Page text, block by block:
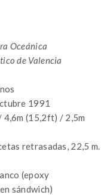
Oceánica
de Valencia
1991
(15,2ft) / 2,5m
retrasadas, 22,5 m.
(epoxy
sándwich)